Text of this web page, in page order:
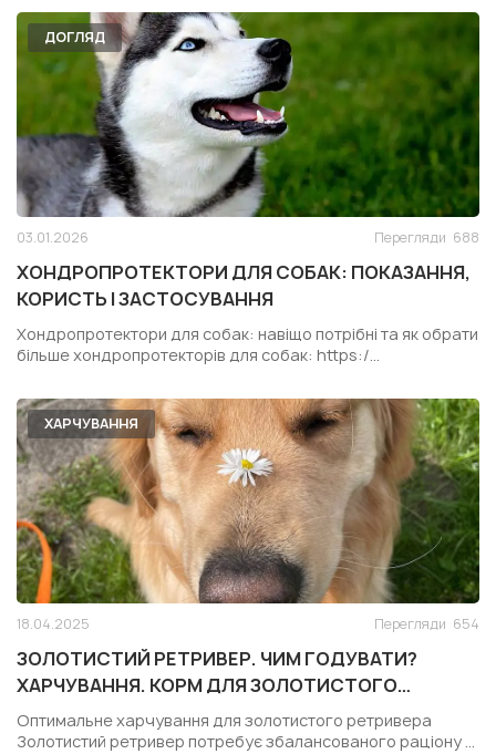
одного сегмента — Acana Puppy Recipe і Orijen Pupp...
ДОГЛЯД
03.01.2026 Перегляди 688
ХОНДРОПРОТЕКТОРИ ДЛЯ СОБАК: ПОКАЗАННЯ,
КОРИСТЬ І ЗАСТОСУВАННЯ
Хондропротектори для собак: навіщо потрібні та як обрати
більше хондропротекторів для собак: https:/...
ХАРЧУВАННЯ
18.04.2025 Перегляди 654
ЗОЛОТИСТИЙ РЕТРИВЕР. ЧИМ ГОДУВАТИ?
ХАРЧУВАННЯ. КОРМ ДЛЯ ЗОЛОТИСТОГО
РЕТРИВЕРА
Оптимальне харчування для золотистого ретривера
Золотистий ретривер потребує збалансованого раціону ...